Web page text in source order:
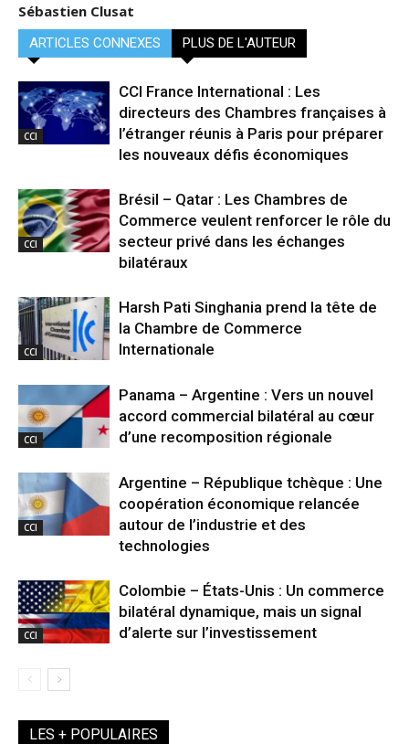
Sébastien Clusat
ARTICLES CONNEXES PLUS DE L'AUTEUR
CCI
CCI France International : Les
directeurs des Chambres françaises à
l’étranger réunis à Paris pour préparer
les nouveaux défis économiques
CCI
Brésil – Qatar : Les Chambres de
Commerce veulent renforcer le rôle du
secteur privé dans les échanges
bilatéraux
CCI
Harsh Pati Singhania prend la tête de
la Chambre de Commerce
Internationale
CCI
Panama – Argentine : Vers un nouvel
accord commercial bilatéral au cœur
d’une recomposition régionale
CCI
Argentine – République tchèque : Une
coopération économique relancée
autour de l’industrie et des
technologies
CCI
Colombie – États-Unis : Un commerce
bilatéral dynamique, mais un signal
d’alerte sur l’investissement
LES + POPULAIRES